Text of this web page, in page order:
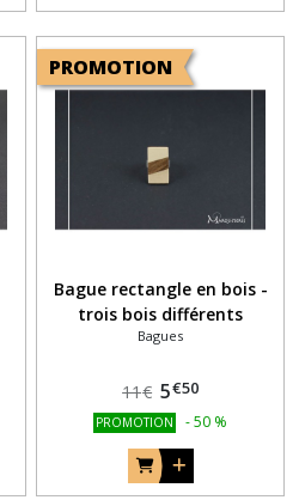
PROMOTION
Bague rectangle en bois -
trois bois différents
Bagues
11€ 5€50
PROMOTION -50 %